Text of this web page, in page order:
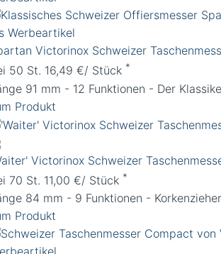
Victorinox Schweizer
50 St. 16,49 €/ Stück *
91 mm - 12 Funktionen - Der
Produkt
Victorinox Schweizer
70 St. 11,00 €/ Stück *
84 mm - 9 Funktionen - Korkenzieher
Produkt